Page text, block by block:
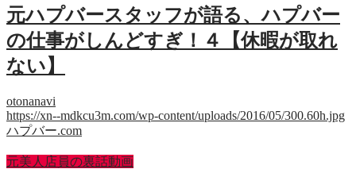
元ハプバースタッフが語る、ハプバー
の仕事がしんどすぎ！４【休暇が取れ
ない】
otonanavi
https://xn--mdkcu3m.com/wp-content/uploads/2016/05/300.60h.jpg
ハプバー.com
元美人店員の裏話動画